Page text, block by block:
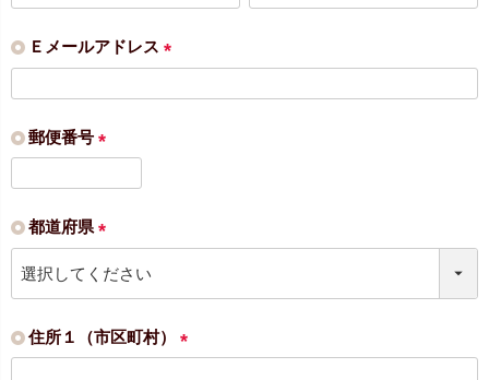
必
Ｅメールアドレス
必
郵便番号
必
都道府県
必
)
住所１（市区町村）